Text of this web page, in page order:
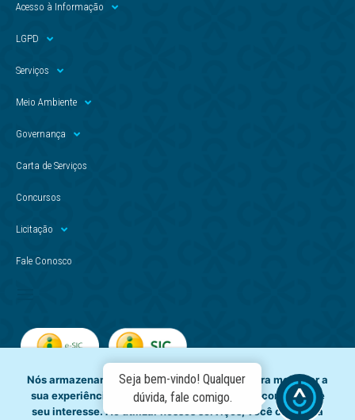
Acesso à Informação
LGPD
Serviços
Meio Ambiente
Governança
Carta de Serviços
Concursos
Licitação
Fale Conosco
Nós armazenamos dados temporariamente para melhorar a
sua experiência de navegação e recomendar conteúdo de
seu interesse. Ao utilizar nossos serviços, você concorda
Seja bem-vindo! Qualquer
dúvida, fale comigo.